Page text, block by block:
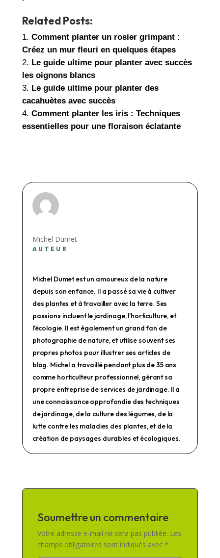
Related Posts:
Comment planter un rosier grimpant :
Créez un mur fleuri en quelques étapes
Le guide ultime pour planter avec succès
les oignons blancs
Le guide ultime pour planter des
cacahuètes avec succès
Comment planter les iris : Techniques
essentielles pour une floraison éclatante
Michel Dumet
AUTEUR
Michel Dumet est un amoureux de la nature
depuis son enfance. Il a passé sa vie à cultiver
des plantes et à travailler avec la terre. Ses
passions incluent le jardinage, l'horticulture, et
l'écologie. Il est également un grand fan de
photographie de nature, et utilise souvent ses
propres photos pour illustrer ses articles de
blog. Michel a travaillé pendant plus de 35 ans
comme horticulteur professionnel, gérant sa
propre entreprise de services de jardinage. Il a
une connaissance approfondie des techniques
de jardinage, de la culture des légumes, de la
lutte contre les maladies des plantes, et de la
création de paysages durables et écologiques.
Soumettre un commentaire
Votre adresse e-mail ne sera pas publiée. Les
champs obligatoires sont indiqués avec *